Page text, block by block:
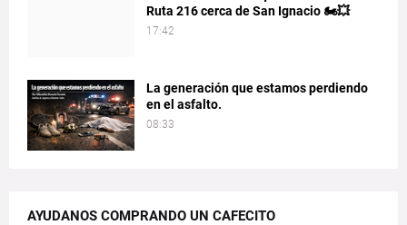
Ruta 216 cerca de San Ignacio 🏍️💥
17:42
La generación que estamos perdiendo
en el asfalto.
08:33
AYUDANOS COMPRANDO UN CAFECITO